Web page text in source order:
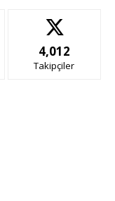
4,012
Takipçiler